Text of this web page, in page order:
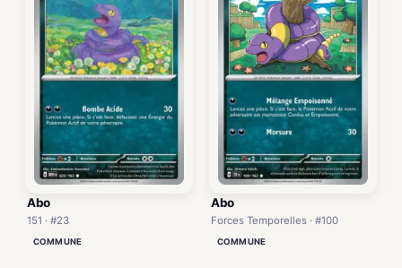
Abo
151 · #23
COMMUNE
Abo
Forces Temporelles · #100
COMMUNE